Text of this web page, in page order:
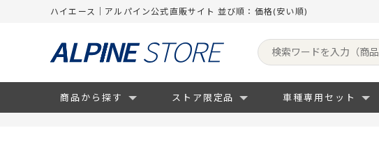
ハイエース｜アルパイン公式直販サイト 並び順：価格(安い順)
商品から探す ストア限定品 車種専用セット